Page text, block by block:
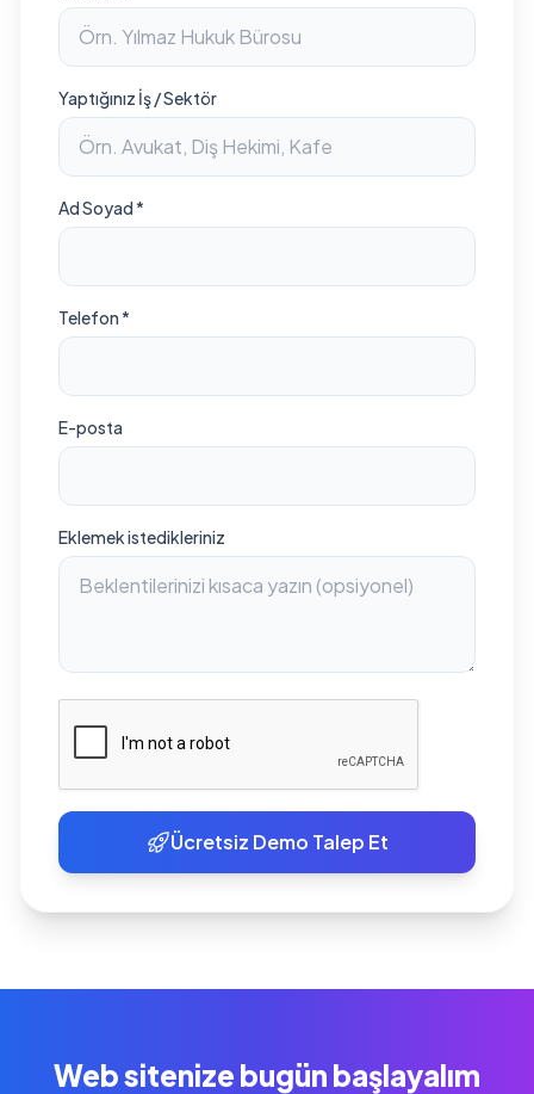
Yaptığınız İş / Sektör
Ad Soyad *
Telefon *
E-posta
Eklemek istedikleriniz
Ücretsiz Demo Talep Et
Web sitenize bugün başlayalım